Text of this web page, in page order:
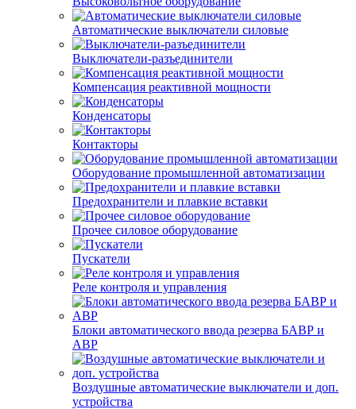
Автоматические выключатели cиловые
Выключатели-разъединители
Компенсация реактивной мощности
Конденсаторы
Контакторы
Оборудование промышленной автоматизации
Предохранители и плавкие вставки
Прочее силовое оборудование
Пускатели
Реле контроля и управления
Блоки автоматического ввода резерва БАВР и
АВР
Воздушные автоматические выключатели и доп.
устройства